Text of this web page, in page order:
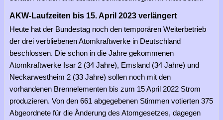
AKW-Laufzeiten bis 15. April 2023 verlängert
Heute hat der Bundestag noch den temporären Weiterbetrieb
der drei verbliebenen Atomkraftwerke in Deutschland
beschlossen. Die schon in die Jahre gekommenen
Atomkraftwerke Isar 2 (34 Jahre), Emsland (34 Jahre) und
Neckarwestheim 2 (33 Jahre) sollen noch mit den
vorhandenen Brennelementen bis zum 15 April 2022 Strom
produzieren. Von den 661 abgegebenen Stimmen votierten 375
Abgeordnete für die Änderung des Atomgesetzes, dagegen